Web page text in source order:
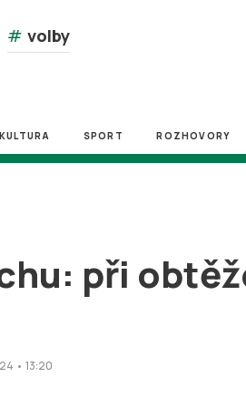
# volby
KULTURA SPORT ROZHOVORY
při
• 13:20